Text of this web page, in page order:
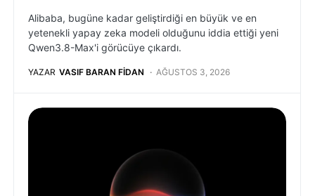
Alibaba, bugüne kadar geliştirdiği en büyük ve en
yetenekli yapay zeka modeli olduğunu iddia ettiği yeni
Qwen3.8-Max'i görücüye çıkardı.
YAZAR VASIF BARAN FIDAN AĞUSTOS 3, 2026